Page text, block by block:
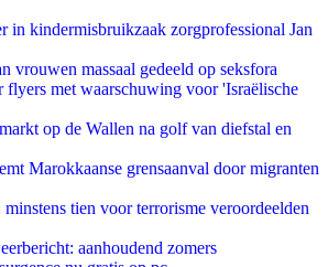
in kindermisbruikzaak zorgprofessional Jan
vrouwen massaal gedeeld op seksfora
flyers met waarschuwing voor 'Israëlische
op de Wallen na golf van diefstal en
Marokkaanse grensaanval door migranten
minstens tien voor terrorisme veroordeelden
aanhoudend zomers